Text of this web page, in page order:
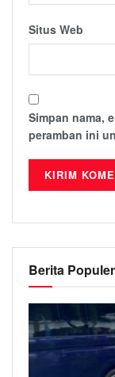
Situs Web
Simpan nama,
peramban ini
Berita Populer